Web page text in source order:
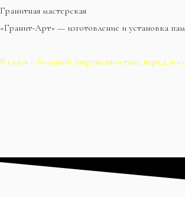
Гранитная мастерская
«Гранит-Арт» — изготовление и установка
В связи с большой загруженностью, перед